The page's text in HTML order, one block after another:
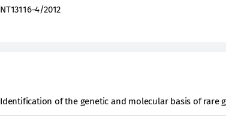
NT13116-4/2012
Identification of the genetic and molecular basis of rare